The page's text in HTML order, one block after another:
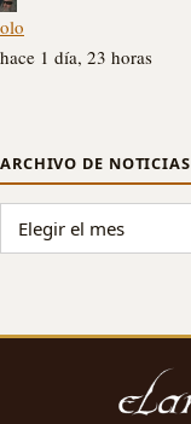
olo
hace 1 día, 23 horas
ARCHIVO DE NOTICIAS
ARCHIVO DE NOTICIAS